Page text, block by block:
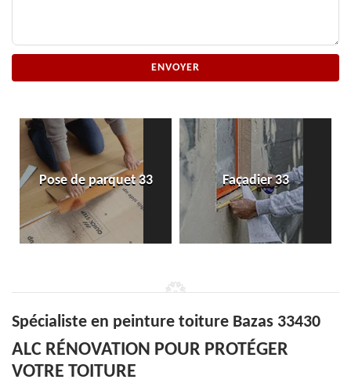
Pose de parquet 33 Façadier 33
Spécialiste en peinture toiture Bazas 33430
ALC RÉNOVATION POUR PROTÉGER
VOTRE TOITURE